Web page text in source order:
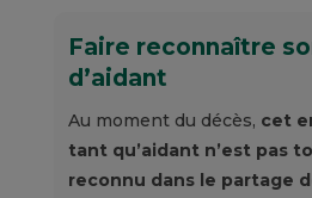
Faire reconnaître
d’aidant
Au moment du décès, cet
tant qu’aidant n’est pas
reconnu dans le partage